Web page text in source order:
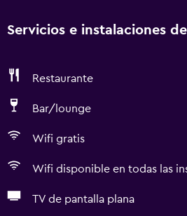
Servicios e instalaciones
Restaurante
Bar/lounge
Wifi gratis
Wifi disponible en todas las
TV de pantalla plana